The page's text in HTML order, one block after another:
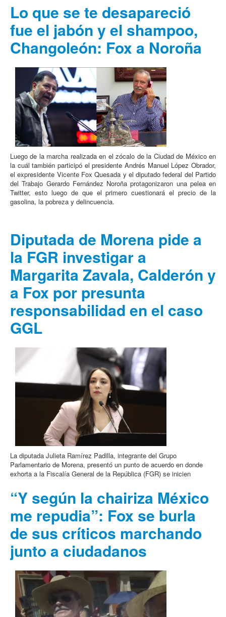
Lo que se te desapareció
fue el jabón y el shampoo,
Changoleón: Fox a Noroña
Luego de la marcha realizada en el zócalo de la Ciudad de México en
la cuál también participó el presidente Andrés Manuel López Obrador,
el expresidente Vicente Fox Quesada y el diputado federal del Partido
del Trabajo Gerardo Fernández Noroña protagonizaron una pelea en
Twitter, esto luego de que el primero cuestionará el precio de la
gasolina, la pobreza y delincuencia.
Diputada de Morena pide a
la FGR investigar a
Margarita Zavala, Calderón y
a Fox por presunta
responsabilidad en el caso
GGL
La diputada Julieta Ramírez Padilla, integrante del Grupo
Parlamentario de Morena, presentó un punto de acuerdo en donde
exhorta a la Fiscalía General de la República (FGR) se inicien
“Y según la chairiza México
me repudia”: Fox se burla
de sus críticos marchando
junto a ciudadanos